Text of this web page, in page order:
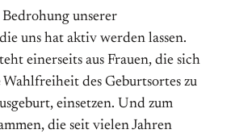
Bedrohung unserer
uns hat aktiv werden lassen.
einerseits aus Frauen, die sich
des Geburtsortes zu
einsetzen. Und zum
die seit vielen Jahren